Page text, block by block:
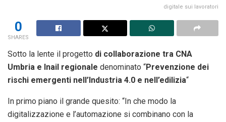
digitale sui lavoratori
0
SHARES
Sotto la lente il progetto di collaborazione tra CNA
Umbria e Inail regionale denominato “Prevenzione dei
rischi emergenti nell’Industria 4.0 e nell’edilizia“
In primo piano il grande quesito: “In che modo la
digitalizzazione e l’automazione si combinano con la